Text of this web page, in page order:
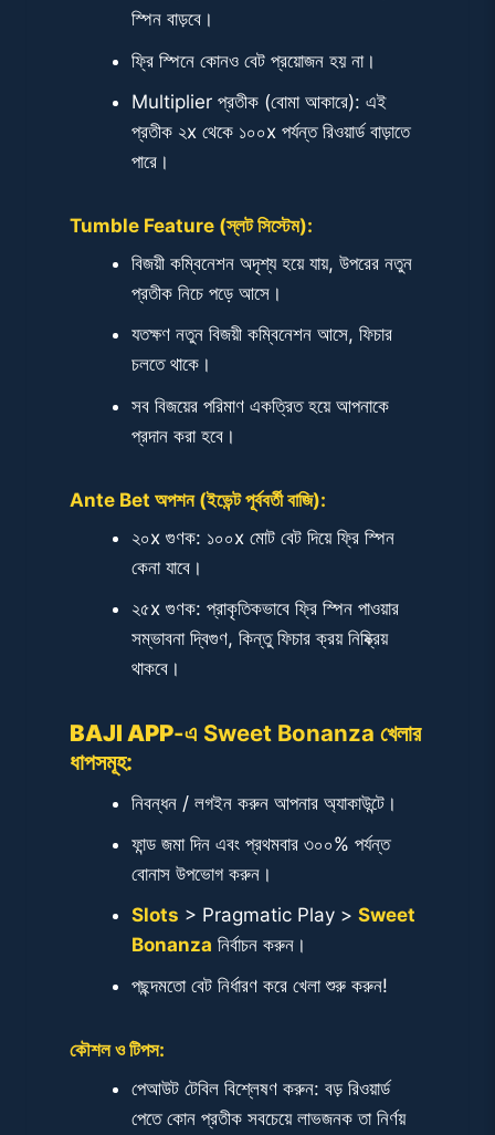
স্পিন বাড়বে।
ফ্রি স্পিনে কোনও বেট প্রয়োজন হয় না।
Multiplier প্রতীক (বোমা আকারে): এই
প্রতীক ২x থেকে ১০০x পর্যন্ত রিওয়ার্ড বাড়াতে
পারে।
Tumble Feature (স্লট সিস্টেম):
বিজয়ী কম্বিনেশন অদৃশ্য হয়ে যায়, উপরের নতুন
প্রতীক নিচে পড়ে আসে।
যতক্ষণ নতুন বিজয়ী কম্বিনেশন আসে, ফিচার
চলতে থাকে।
সব বিজয়ের পরিমাণ একত্রিত হয়ে আপনাকে
প্রদান করা হবে।
Ante Bet অপশন (ইভেন্ট পূর্ববর্তী বাজি):
২০x গুণক: ১০০x মোট বেট দিয়ে ফ্রি স্পিন
কেনা যাবে।
২৫x গুণক: প্রাকৃতিকভাবে ফ্রি স্পিন পাওয়ার
সম্ভাবনা দ্বিগুণ, কিন্তু ফিচার ক্রয় নিষ্ক্রিয়
থাকবে।
BAJI APP-এ Sweet Bonanza খেলার
ধাপসমূহ:
নিবন্ধন / লগইন করুন আপনার অ্যাকাউন্টে।
ফান্ড জমা দিন এবং প্রথমবার ৩০০% পর্যন্ত
বোনাস উপভোগ করুন।
Slots > Pragmatic Play >Sweet
Bonanza নির্বাচন করুন।
পছন্দমতো বেট নির্ধারণ করে খেলা শুরু করুন!
কৌশল ও টিপস:
পেআউট টেবিল বিশ্লেষণ করুন: বড় রিওয়ার্ড
পেতে কোন প্রতীক সবচেয়ে লাভজনক তা নির্ণয়